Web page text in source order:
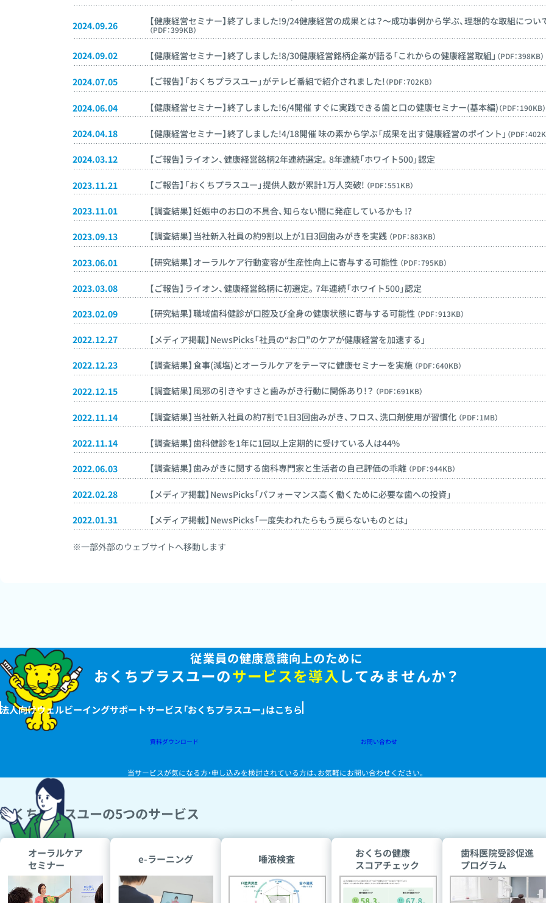
2024.09.26 【健康経営セミナー】終了しました!9/24健康経営の成果とは？～成功事例から学ぶ、理想的な取組につい
（PDF：399KB）
2024.09.02 【健康経営セミナー】終了しました!8/30健康経営銘柄企業が語る「これからの健康経営取組」 （PDF：398KB）
2024.07.05 【ご報告】「おくちプラスユー」がテレビ番組で紹介されました!（PDF：702KB）
2024.06.04 【健康経営セミナー】終了しました!6/4開催 すぐに実践できる歯と口の健康セミナー(基本編)（PDF：190KB）
2024.04.18 【健康経営セミナー】終了しました!4/18開催 味の素から学ぶ「成果を出す健康経営のポイント」 （PDF：
2024.03.12 【ご報告】ライオン、健康経営銘柄2年連続選定。8年連続「ホワイト500」認定
2023.11.21 【ご報告】「おくちプラスユー」提供人数が累計1万人突破! （PDF：551KB）
2023.11.01 【調査結果】妊娠中のお口の不具合、知らない間に発症しているかも !?
2023.09.13 【調査結果】当社新入社員の約9割以上が1日3回歯みがきを実践 （PDF：883KB）
2023.06.01 【研究結果】オーラルケア行動変容が生産性向上に寄与する可能性 （PDF：795KB）
2023.03.08 【ご報告】ライオン、健康経営銘柄に初選定。7年連続「ホワイト500」認定
2023.02.09 【研究結果】職域歯科健診が口腔及び全身の健康状態に寄与する可能性 （PDF：913KB）
2022.12.27 【メディア掲載】NewsPicks「社員の“お口”のケアが健康経営を加速する」
2022.12.23 【調査結果】食事(減塩)とオーラルケアをテーマに健康セミナーを実施 （PDF：640KB）
2022.12.15 【調査結果】風邪の引きやすさと歯みがき行動に関係あり!？ （PDF：691KB）
2022.11.14 【調査結果】当社新入社員の約7割で1日3回歯みがき、フロス、洗口剤使用が習慣化 （PDF：1MB）
2022.11.14 【調査結果】歯科健診を1年に1回以上定期的に受けている人は44%
2022.06.03 【調査結果】歯みがきに関する歯科専門家と生活者の自己評価の乖離 （PDF：944KB）
2022.02.28 【メディア掲載】NewsPicks「パフォーマンス高く働くために必要な歯への投資」
2022.01.31 【メディア掲載】NewsPicks「一度失われたらもう戻らないものとは」
※一部外部のウェブサイトへ移動します
従業員の健康意識向上のために
おくちプラスユーのサービスを導入 してみませんか？
法人向けウェルビーイングサポートサービス「おくちプラスユー」はこちら
資料ダウンロード お問い合わせ
当サービスが気になる方・申し込みを検討されている方は、 お気軽にお問い合わせください。
おくちプラスユーの5つのサービス
オーラルケア
セミナー
e-ラーニング 唾液検査
おくちの健康
スコアチェック
歯科医院受診促進
プログラム